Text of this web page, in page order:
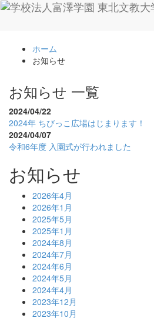
ホーム
お知らせ
お知らせ 一覧
2024/04/22
2024年 ちびっこ広場はじまります！
2024/04/07
令和6年度 入園式が行われました
お知らせ
2026年4月
2026年1月
2025年5月
2025年1月
2024年8月
2024年7月
2024年6月
2024年5月
2024年4月
2023年12月
2023年10月